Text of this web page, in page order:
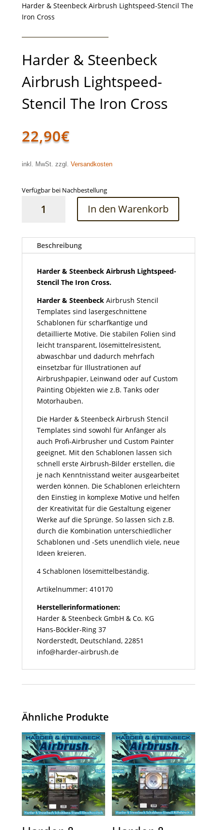
Harder & Steenbeck Airbrush Lightspeed-Stencil The
Iron Cross
Harder & Steenbeck
Airbrush Lightspeed-
Stencil The Iron Cross
22,90€
inkl. MwSt. zzgl. Versandkosten
Verfügbar bei Nachbestellung
Lightspeed-
Stencil
Menge
In den Warenkorb
Beschreibung
Harder & Steenbeck Airbrush Lightspeed-
Stencil The Iron Cross.
Harder & Steenbeck Airbrush Stencil
Templates sind lasergeschnittene
Schablonen für scharfkantige und
detaillierte Motive. Die stabilen Folien sind
leicht transparent, lösemittelresistent,
abwaschbar und dadurch mehrfach
einsetzbar für Illustrationen auf
Airbrushpapier, Leinwand oder auf Custom
Painting Objekten wie z.B. Tanks oder
Motorhauben.
Die Harder & Steenbeck Airbrush Stencil
Templates sind sowohl für Anfänger als
auch Profi-Airbrusher und Custom Painter
geeignet. Mit den Schablonen lassen sich
schnell erste Airbrush-Bilder erstellen, die
je nach Kenntnisstand weiter ausgearbeitet
werden können. Die Schablonen erleichtern
den Einstieg in komplexe Motive und helfen
der Kreativität für die Gestaltung eigener
Werke auf die Sprünge. So lassen sich z.B.
durch die Kombination unterschiedlicher
Schablonen und -Sets unendlich viele, neue
Ideen kreieren.
4 Schablonen lösemittelbeständig.
Artikelnummer: 410170
Herstellerinformationen:
Harder & Steenbeck GmbH & Co. KG
Hans-Böckler-Ring 37
Norderstedt, Deutschland, 22851
info@harder-airbrush.de
Ähnliche Produkte